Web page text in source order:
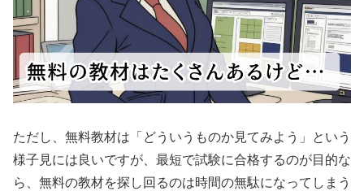
ただし、無料教材は「どういうものか見てみよう」という
様子見には良いですが、最短で試験に合格するのが目的な
ら、無料の教材を探し回るのは時間の無駄になってしまう